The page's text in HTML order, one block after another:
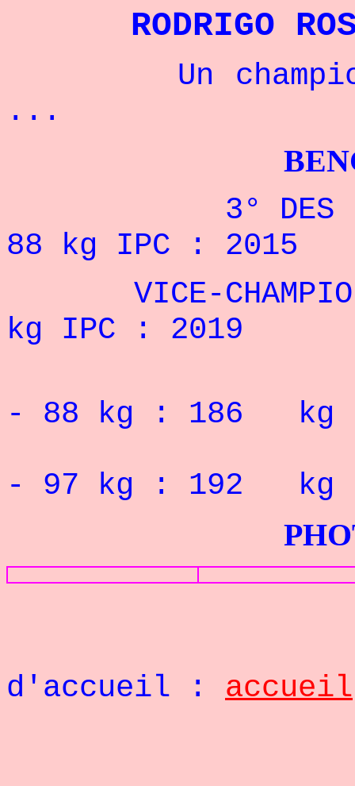
RODRIGO
Un champion
...
3° DES JEUX
88 kg IPC : 2015
VICE-CHAMPION
kg IPC : 2019
- 88 kg : 186 kg
- 97 kg : 192 kg
PHOTOS
d'accueil : accueil